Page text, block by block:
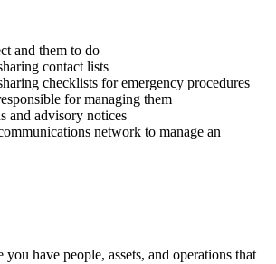
and them to do
contact lists
checklists for emergency procedures
for managing them
and advisory notices
network to manage an
you have people, assets, and operations that